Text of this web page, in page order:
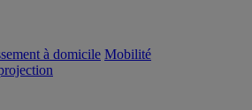
à domicile Mobilité